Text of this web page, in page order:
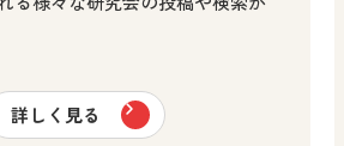
詳しく見る